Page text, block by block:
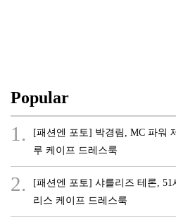
Popular
1.
[패션엔 포토] 박경림, MC 파워
루 케이프 드레스룩
2.
[패션엔 포토] 샤를리즈 테론,
리스 케이프 드레스룩